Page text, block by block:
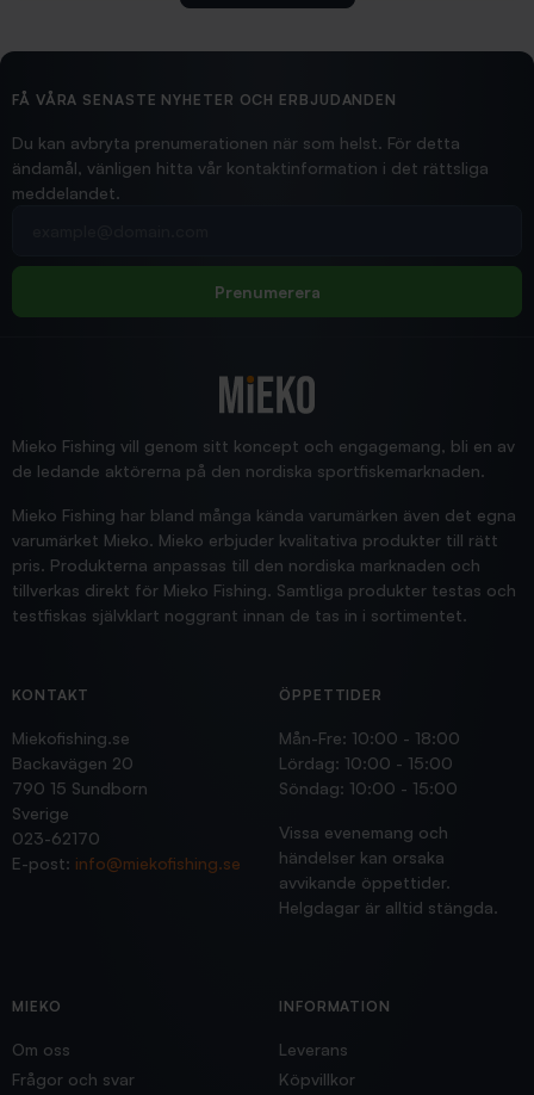
2026/02/19
Hittade exakt vad jag behövde. Snabb och bra...
Jensa
FÅ VÅRA SENASTE NYHETER OCH ERBJUDANDEN
Du kan avbryta prenumerationen när som helst. För detta
ändamål, vänligen hitta vår kontaktinformation i det rättsliga
meddelandet.
Prenumerera
Mieko Fishing vill genom sitt koncept och engagemang, bli en av
de ledande aktörerna på den nordiska sportfiskemarknaden.
Mieko Fishing har bland många kända varumärken även det egna
varumärket Mieko. Mieko erbjuder kvalitativa produkter till rätt
pris. Produkterna anpassas till den nordiska marknaden och
tillverkas direkt för Mieko Fishing. Samtliga produkter testas och
testfiskas självklart noggrant innan de tas in i sortimentet.
KONTAKT
Miekofishing.se
Backavägen 20
790 15 Sundborn
Sverige
023-62170
E-post: info@miekofishing.se
ÖPPETTIDER
Mån-Fre: 10:00 - 18:00
Lördag: 10:00 - 15:00
Söndag: 10:00 - 15:00
Vissa evenemang och
händelser kan orsaka
avvikande öppettider.
Helgdagar är alltid stängda.
MIEKO
Om oss
Frågor och svar
INFORMATION
Leverans
Köpvillkor